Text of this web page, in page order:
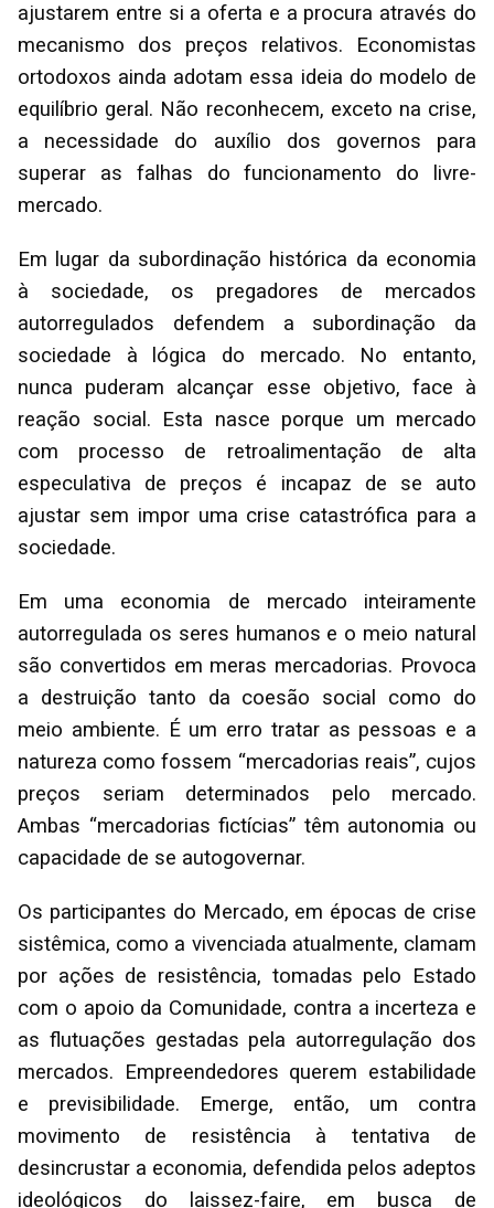
ajustarem entre si a oferta e a procura através do
mecanismo dos preços relativos. Economistas
ortodoxos ainda adotam essa ideia do modelo de
equilíbrio geral. Não reconhecem, exceto na crise,
a necessidade do auxílio dos governos para
superar as falhas do funcionamento do livre-
mercado.
Em lugar da subordinação histórica da economia
à sociedade, os pregadores de mercados
autorregulados defendem a subordinação da
sociedade à lógica do mercado. No entanto,
nunca puderam alcançar esse objetivo, face à
reação social. Esta nasce porque um mercado
com processo de retroalimentação de alta
especulativa de preços é incapaz de se auto
ajustar sem impor uma crise catastrófica para a
sociedade.
Em uma economia de mercado inteiramente
autorregulada os seres humanos e o meio natural
são convertidos em meras mercadorias. Provoca
a destruição tanto da coesão social como do
meio ambiente. É um erro tratar as pessoas e a
natureza como fossem “mercadorias reais”, cujos
preços seriam determinados pelo mercado.
Ambas “mercadorias fictícias” têm autonomia ou
capacidade de se autogovernar.
Os participantes do Mercado, em épocas de crise
sistêmica, como a vivenciada atualmente, clamam
por ações de resistência, tomadas pelo Estado
com o apoio da Comunidade, contra a incerteza e
as flutuações gestadas pela autorregulação dos
mercados. Empreendedores querem estabilidade
e previsibilidade. Emerge, então, um contra
movimento de resistência à tentativa de
desincrustar a economia, defendida pelos adeptos
ideológicos do laissez-faire, em busca de